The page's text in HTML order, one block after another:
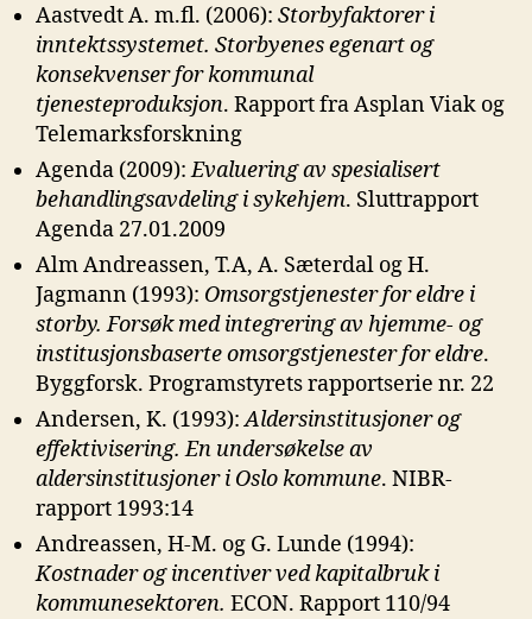
Aastvedt A. m.fl. (2006): Storbyfaktorer i
inntektssystemet. Storbyenesegenart og
konsekvenser for kommunal
tjenesteproduksjon. Rapport fra Asplan Viak og
Telemarksforskning
Agenda (2009):Evaluering av spesialisert
behandlingsavdeling i sykehjem. Sluttrapport
Agenda 27.01.2009
Alm Andreassen, T.A, A. Sæterdal og H.
Jagmann (1993): Omsorgstjenester for eldre i
storby. Forsøk med integrering av hjemme- og
institusjonsbaserte omsorgstjenester for eldre.
Byggforsk. Programstyrets rapportserie nr. 22
Andersen, K. (1993):Aldersinstitusjoner og
effektivisering. En undersøkelse av
aldersinstitusjoner i Oslo kommune. NIBR-
rapport 1993:14
Andreassen, H-M. og G. Lunde (1994):
Kostnader og incentiver vedkapitalbruk i
kommunesektoren. ECON. Rapport 110/94